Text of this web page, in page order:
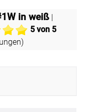
in weiß|
5von 5